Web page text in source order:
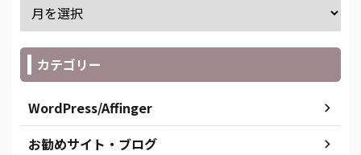
カテゴリー
WordPress/Affinger
お勧めサイト・ブログ